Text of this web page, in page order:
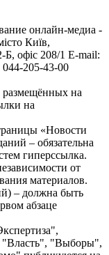
онлайн-медиа -
Київ,
офіс 208/1 E-mail:
205-43-00
размещённых на
на
«Новости
– обязательна
гиперссылка.
от
материалов.
– должна быть
абзаце
"Власть", "Выборы",